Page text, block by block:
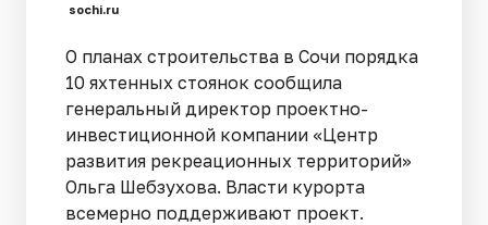
sochi.ru
О планах строительства в Сочи порядка
10 яхтенных стоянок сообщила
генеральный директор проектно-
инвестиционной компании «Центр
развития рекреационных территорий»
Ольга Шебзухова. Власти курорта
всемерно поддерживают проект.